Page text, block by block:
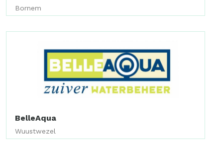
Bornem
BelleAqua
Wuustwezel